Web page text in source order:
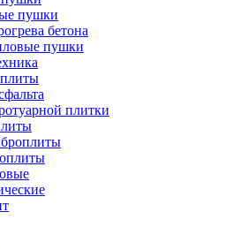
пушки
бетона
пушки
плитки